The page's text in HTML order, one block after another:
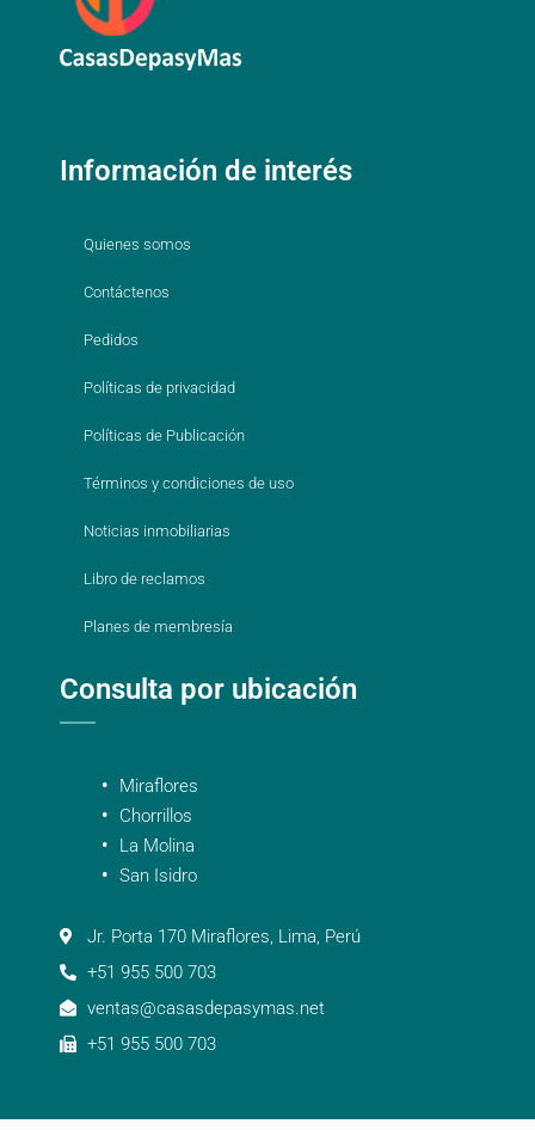
Información de interés
Quienes somos
Contáctenos
Pedidos
Políticas de privacidad
Políticas de Publicación
Términos y condiciones de uso
Noticias inmobiliarias
Libro de reclamos
Planes de membresía
Consulta por ubicación
Miraflores
Chorrillos
La Molina
San Isidro
Jr. Porta 170 Miraflores, Lima, Perú
+51 955 500 703
ventas@casasdepasymas.net
+51 955 500 703